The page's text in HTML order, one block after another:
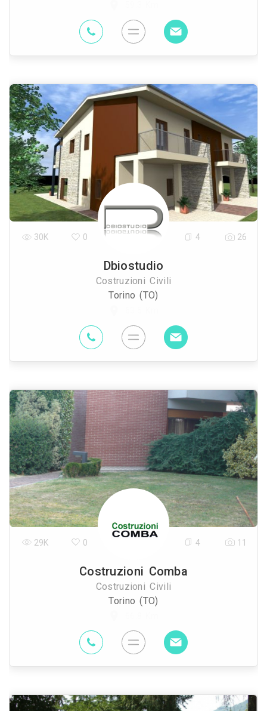
Dbiostudio
Costruzioni Civili
Torino (TO)
30K 0 4 26
Costruzioni Comba
Costruzioni Civili
Torino (TO)
29K 0 4 11